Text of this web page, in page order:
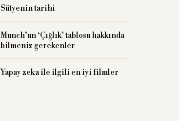
Sütyenin tarihi
Munch’un ‘Çığlık’ tablosu hakkında
bilmeniz gerekenler
Yapay zeka ile ilgili en iyi filmler